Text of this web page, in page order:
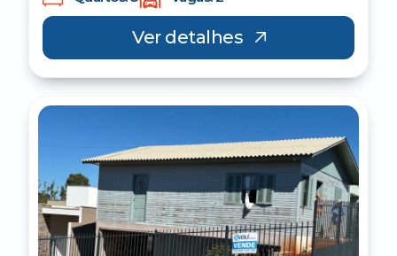
Ver detalhes